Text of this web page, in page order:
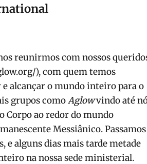
reunirmos com nossos
), com quem temos
alcançar o mundo inteiro para o
grupos comoAglowvindo até
Corpo ao redor do mundo
Messiânico. Passamos
e alguns dias mais tarde metade
na nossa sede ministerial.